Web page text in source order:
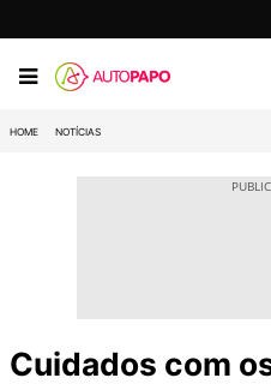
HOME NOTÍCIAS
Cuidados com